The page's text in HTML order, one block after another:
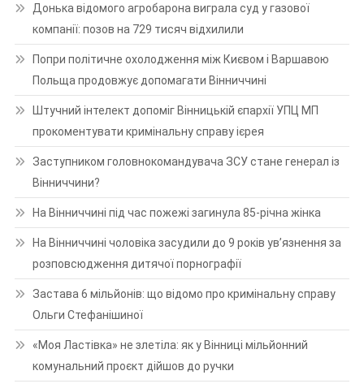
Донька відомого агробарона виграла суд у газової
компанії: позов на 729 тисяч відхилили
Попри політичне охолодження між Києвом і Варшавою
Польща продовжує допомагати Вінниччині
Штучний інтелект допоміг Вінницькій єпархії УПЦ МП
прокоментувати кримінальну справу ієрея
Заступником головнокомандувача ЗСУ стане генерал із
Вінниччини?
На Вінниччині під час пожежі загинула 85-річна жінка
На Вінниччині чоловіка засудили до 9 років ув’язнення за
розповсюдження дитячої порнографії
Застава 6 мільйонів: що відомо про кримінальну справу
Ольги Стефанішиної
«Моя Ластівка» не злетіла: як у Вінниці мільйонний
комунальний проєкт дійшов до ручки